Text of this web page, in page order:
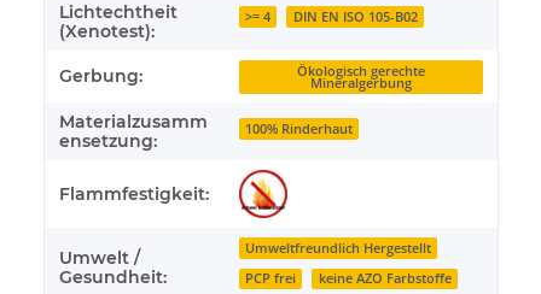
Lichtechtheit
(Xenotest):
>= 4 DIN EN ISO 105-B02
Gerbung: Ökologisch gerechte
Mineralgerbung
Materialzusamm
ensetzung:
100% Rinderhaut
Flammfestigkeit:
Umwelt /
Gesundheit:
Umweltfreundlich Hergestellt
PCP frei
keine AZO Farbstoffe